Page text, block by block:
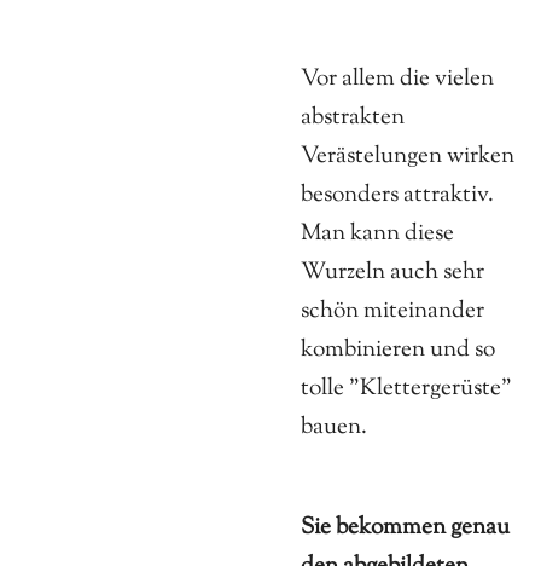
Vor allem die vielen
abstrakten
Verästelungen wirken
besonders attraktiv.
Man kann diese
Wurzeln auch sehr
schön miteinander
kombinieren und so
tolle "Klettergerüste"
bauen.
Sie bekommen genau